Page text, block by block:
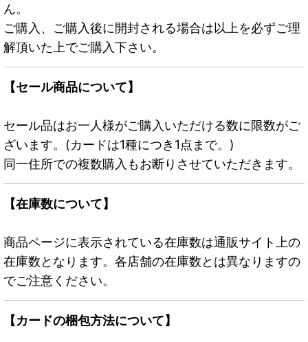
ん。
ご購入、ご購入後に開封される場合は以上を必ずご理
解頂いた上でご購入下さい。
【セール商品について】
セール品はお一人様がご購入いただける数に限数がご
ざいます。(カードは1種につき1点まで。)
同一住所での複数購入もお断りさせていただきます。
【在庫数について】
商品ページに表示されている在庫数は通販サイト上の
在庫数となります。各店舗の在庫数とは異なりますの
でご注意ください。
【カードの梱包方法について】